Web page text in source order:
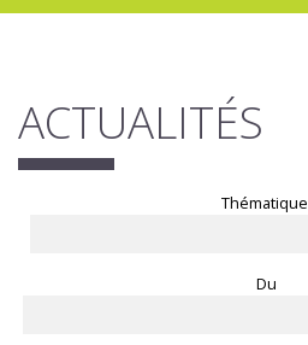
ACTUALITÉS
Thématique
Du